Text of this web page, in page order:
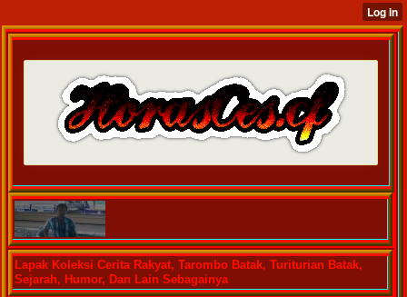
Lapak Koleksi Cerita Rakyat, Tarombo Batak, Turiturian Batak,
Sejarah, Humor, Dan Lain Sebagainya